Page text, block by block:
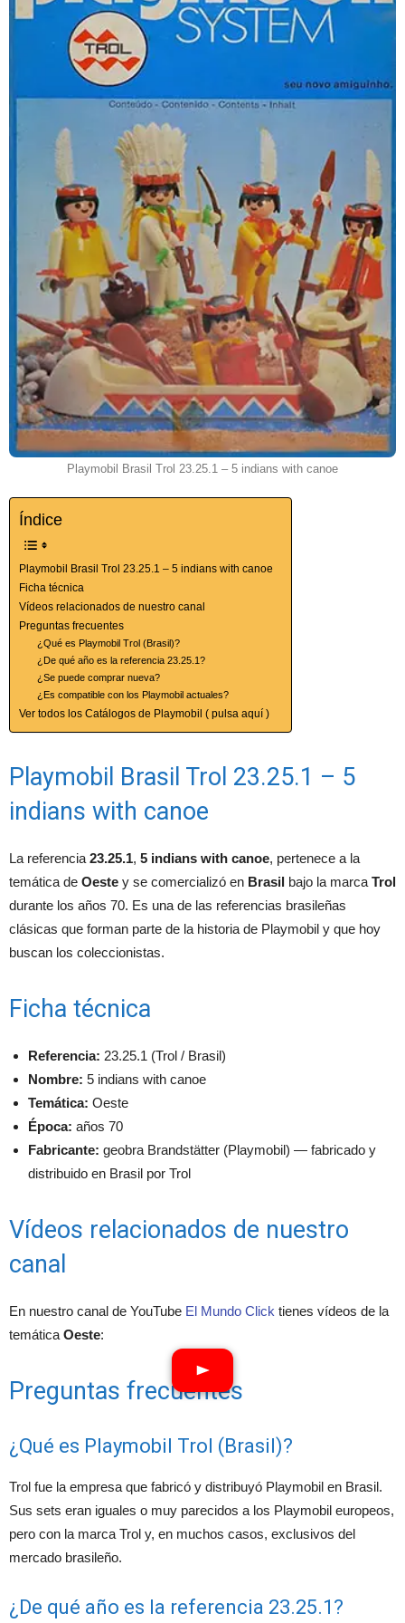
Playmobil Brasil Trol 23.25.1 – 5 indians with canoe
Índice
Playmobil Brasil Trol 23.25.1 – 5 indians with canoe
Ficha técnica
Vídeos relacionados de nuestro canal
Preguntas frecuentes
¿Qué es Playmobil Trol (Brasil)?
¿De qué año es la referencia 23.25.1?
¿Se puede comprar nueva?
¿Es compatible con los Playmobil actuales?
Ver todos los Catálogos de Playmobil ( pulsa aquí )
Playmobil Brasil Trol 23.25.1 – 5
indians with canoe
La referencia 23.25.1, 5 indians with canoe, pertenece a la
temática de Oeste y se comercializó en Brasil bajo la marca Trol
durante los años 70. Es una de las referencias brasileñas
clásicas que forman parte de la historia de Playmobil y que hoy
buscan los coleccionistas.
Ficha técnica
Referencia: 23.25.1 (Trol / Brasil)
Nombre: 5 indians with canoe
Temática: Oeste
Época: años 70
Fabricante: geobra Brandstätter (Playmobil) — fabricado y
distribuido en Brasil por Trol
Vídeos relacionados de nuestro
canal
En nuestro canal de YouTube El Mundo Click tienes vídeos de la
temática Oeste:
Preguntas frecuentes
¿Qué es Playmobil Trol (Brasil)?
Trol fue la empresa que fabricó y distribuyó Playmobil en Brasil.
Sus sets eran iguales o muy parecidos a los Playmobil europeos,
pero con la marca Trol y, en muchos casos, exclusivos del
mercado brasileño.
¿De qué año es la referencia 23.25.1?